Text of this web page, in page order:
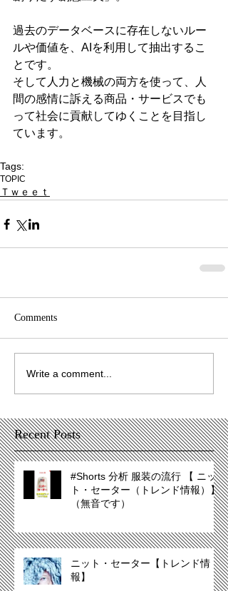
過去のデータベースに存在しないルー
ルや価値を、AIを利用して抽出するこ
とです。
そして人力と機械の両方を使って、人
間の感情に訴える商品・サービスでも
って社会に貢献してゆくことを目指し
ています。
Tags:
TOPIC
Ｔｗｅｅｔ
Comments
Write a comment...
Recent Posts
#Shorts 分析 服装の流行 【 ニッ
ト・セーター（トレンド情報）】
（無音です）
ニット・セーター【トレンド情
報】